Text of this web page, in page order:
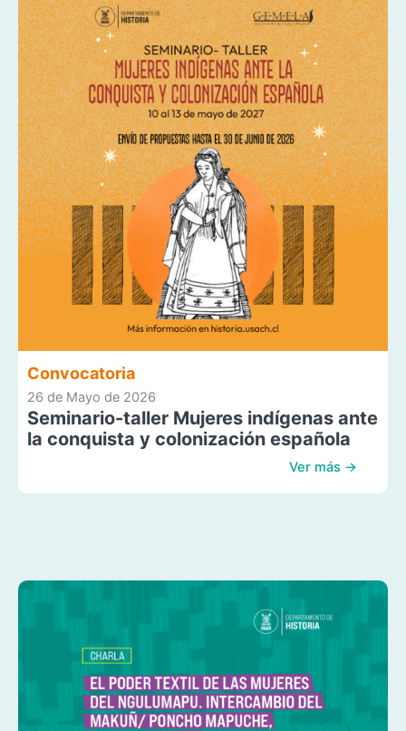
Convocatoria
26 de Mayo de 2026
Seminario-taller Mujeres indígenas ante
la conquista y colonización española
Ver más →